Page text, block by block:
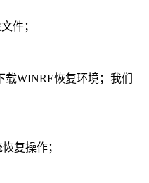
件；
WINRE恢复环境；我们
复操作；